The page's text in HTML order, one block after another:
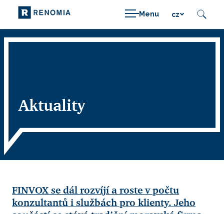
Menu cz
Aktuality
FINVOX se dál rozvíjí a roste v počtu
konzultantů i službách pro klienty. Jeho